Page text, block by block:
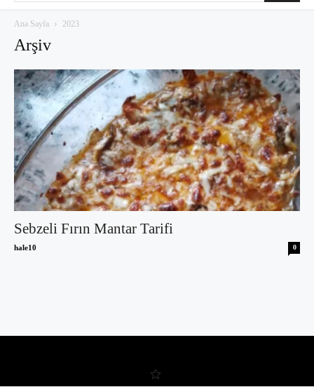
Ana Sayfa 2023
Arşiv
Sebzeli Fırın Mantar Tarifi
hale10 0